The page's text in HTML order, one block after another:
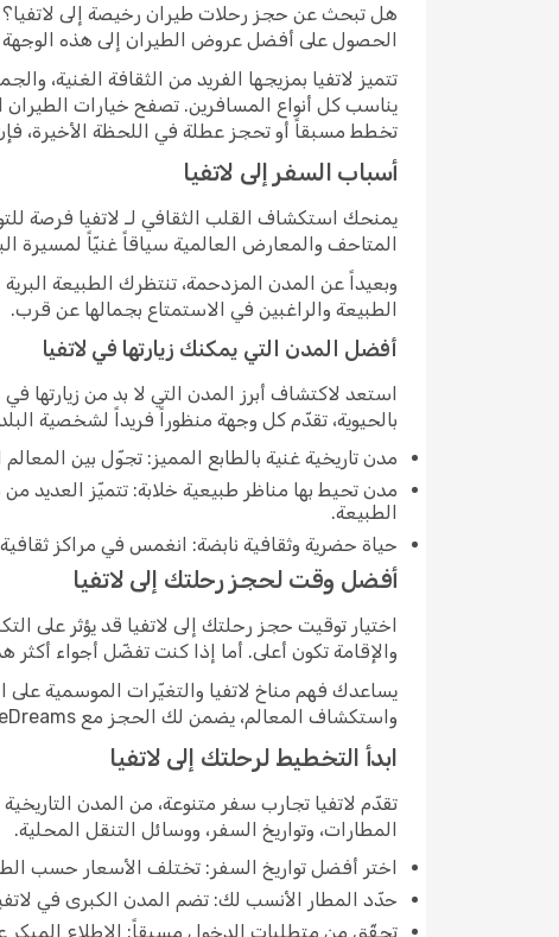
الحصول على أفضل عروض الطيران إلى هذه الوجهة
تتميز لاتفيا بمزيجها الفريد من الثقافة الغنية،
يناسب كل أنواع المسافرين. تصفح خيارات
تخطط مسبقاً أو تحجز عطلة في اللحظة الأخيرة، فإن
أسباب السفر إلى لاتفيا
يمنحك استكشاف القلب الثقافي لـ لاتفيا فرصة
المتاحف والمعارض العالمية سياقاً غنيّاً لمسيرة
وبعيداً عن المدن المزدحمة، تنتظرك الطبيعة
الطبيعة والراغبين في الاستمتاع بجمالها عن قرب.
أفضل المدن التي يمكنك زيارتها في لاتفيا
استعد لاكتشاف أبرز المدن التي لا بد من زيارتها
بالحيوية، تقدّم كل وجهة منظوراً فريداً لشخصية
مدن تاريخية غنية بالطابع المميز: تجوّل بين
مدن تحيط بها مناظر طبيعية خلابة: تتميّز العديد
الطبيعة.
حياة حضرية وثقافية نابضة: انغمس في مراكز ثقافية
أفضل وقت لحجز رحلتك إلى لاتفيا
اختيار توقيت حجز رحلتك إلى لاتفيا قد يؤثر على
والإقامة تكون أعلى. أما إذا كنت تفضّل أجواء أكثر
يساعدك فهم مناخ لاتفيا والتغيّرات الموسمية
واستكشاف المعالم، يضمن لك الحجز مع eDreams العثور على رحلات تناسب جدولك وميزانيتك.
ابدأ التخطيط لرحلتك إلى لاتفيا
تقدّم لاتفيا تجارب سفر متنوعة، من المدن
المطارات، وتواريخ السفر، ووسائل التنقل المحلية.
اختر أفضل تواريخ السفر: تختلف الأسعار حسب
حدّد المطار الأنسب لك: تضم المدن الكبرى في
تحقّق من متطلبات الدخول مسبقاً: الاطلاع المبكر